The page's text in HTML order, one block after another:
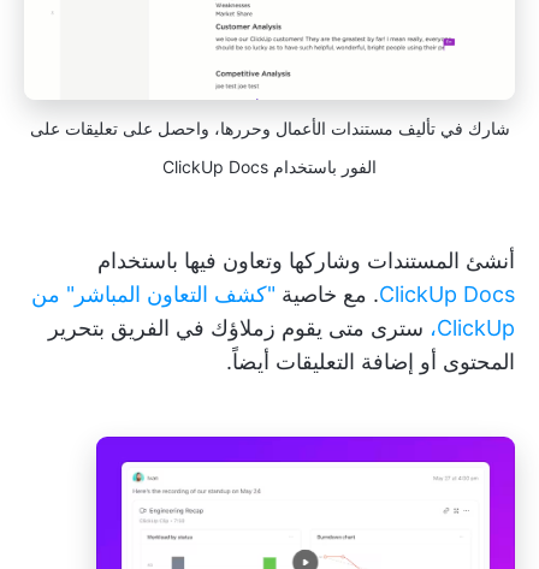
شارك في تأليف مستندات الأعمال وحررها، واحصل على تعليقات على
الفور باستخدام ClickUp Docs
أنشئ المستندات وشاركها وتعاون فيها باستخدام
ClickUp Docs. مع خاصية "كشف التعاون المباشر" من
ClickUp،
سترى متى يقوم زملاؤك في الفريق بتحرير
المحتوى أو إضافة التعليقات أيضاً.